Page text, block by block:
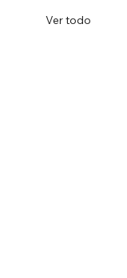
Ver todo